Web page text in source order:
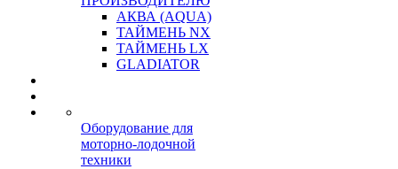
АКВА (AQUA)
ТАЙМЕНЬ NX
ТАЙМЕНЬ LX
GLADIATOR
Оборудование для
моторно-лодочной
техники